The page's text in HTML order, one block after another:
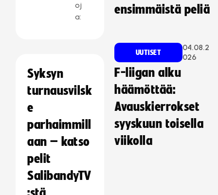
oj
a:
Syksyn
turnausvilsk
e
parhaimmill
aan – katso
pelit
SalibandyTV
ensimmäistä peliä
UUTISET
04.08.2
026
F-liigan alku
häämöttää:
Avauskierrokset
syyskuun toisella
viikolla